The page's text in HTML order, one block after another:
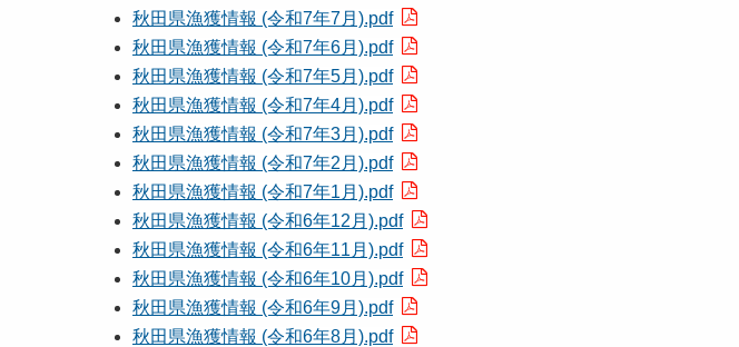
秋田県漁獲情報 (令和7年7月).pdf
秋田県漁獲情報 (令和7年6月).pdf
秋田県漁獲情報 (令和7年5月).pdf
秋田県漁獲情報 (令和7年4月).pdf
秋田県漁獲情報 (令和7年3月).pdf
秋田県漁獲情報 (令和7年2月).pdf
秋田県漁獲情報 (令和7年1月).pdf
秋田県漁獲情報 (令和6年12月).pdf
秋田県漁獲情報 (令和6年11月).pdf
秋田県漁獲情報 (令和6年10月).pdf
秋田県漁獲情報 (令和6年9月).pdf
秋田県漁獲情報 (令和6年8月).pdf